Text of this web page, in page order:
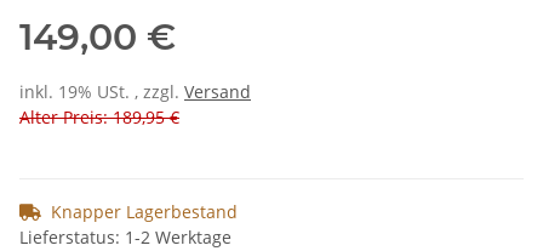
149,00 €
inkl. 19% USt. , zzgl. Versand
Alter Preis: 189,95 €
Knapper Lagerbestand
Lieferstatus: 1-2 Werktage